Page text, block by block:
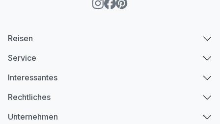
Reisen
Service
Interessantes
Rechtliches
Unternehmen